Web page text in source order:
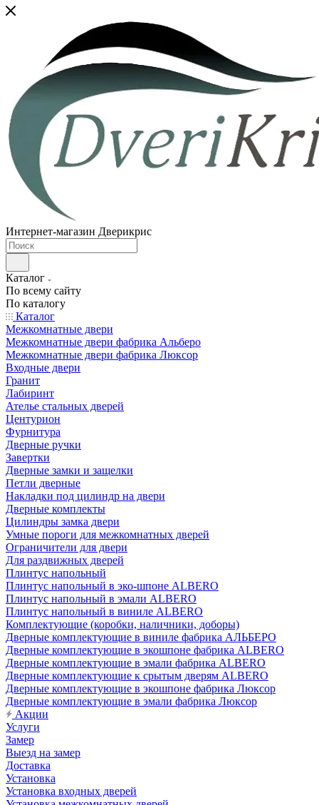
Интернет-магазин Дверикрис
Каталог
По всему сайту
По каталогу
Каталог
Межкомнатные двери
Межкомнатные двери фабрика Альберо
Межкомнатные двери фабрика Люксор
Входные двери
Гранит
Лабиринт
Ателье стальных дверей
Центурион
Фурнитура
Дверные ручки
Завертки
Дверные замки и защелки
Петли дверные
Накладки под цилиндр на двери
Дверные комплекты
Цилиндры замка двери
Умные пороги для межкомнатных дверей
Ограничители для двери
Для раздвижных дверей
Плинтус напольный
Плинтус напольный в эко-шпоне ALBERO
Плинтус напольный в эмали ALBERO
Плинтус напольный в виниле ALBERO
Комплектующие (коробки, наличники, доборы)
Дверные комплектующие в виниле фабрика АЛЬБЕРО
Дверные комплектующие в экошпоне фабрика ALBERO
Дверные комплектующие в эмали фабрика ALBERO
Дверные комплектующие к срытым дверям ALBERO
Дверные комплектующие в экошпоне фабрика Люксор
Дверные комплектующие в эмали фабрика Люксор
Акции
Услуги
Замер
Выезд на замер
Доставка
Установка
Установка входных дверей